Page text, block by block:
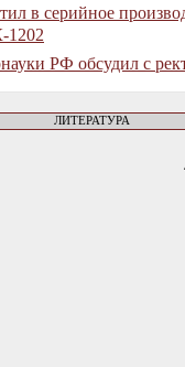
в серийное
1202
РФ обсудил с
ЛИТЕРАТУРА